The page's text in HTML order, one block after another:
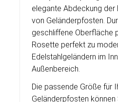
elegante Abdeckung
von Geländerpfosten.
geschliffene Oberfläche
Rosette perfekt zu
Edelstahlgeländern im
Außenbereich.
Die passende Größe für
Geländerpfosten